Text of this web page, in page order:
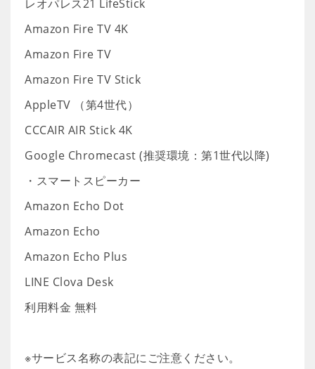
レオパレス21 LifeStick
Amazon Fire TV 4K
Amazon Fire TV
Amazon Fire TV Stick
AppleTV （第4世代）
CCCAIR AIR Stick 4K
Google Chromecast (推奨環境：第1世代以降)
・スマートスピーカー
Amazon Echo Dot
Amazon Echo
Amazon Echo Plus
LINE Clova Desk
利用料金 無料
※サービス名称の表記にご注意ください。